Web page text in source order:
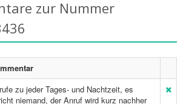
zur Nummer
zu jeder Tages- und Nachtzeit, es
niemand, der Anruf wird kurz nachher